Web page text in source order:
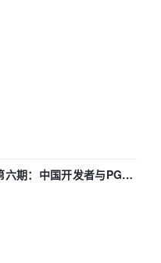
期：中国开发者与PG内
么？